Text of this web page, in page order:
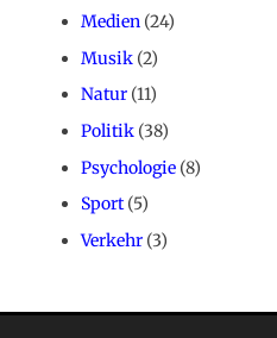
Medien (24)
Musik (2)
Natur (11)
Politik (38)
Psychologie (8)
Sport(5)
Verkehr (3)